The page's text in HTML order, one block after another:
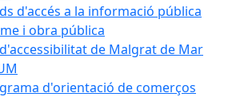
d'accés a la informació pública
i obra pública
de Malgrat de Mar
d'orientació de comerços